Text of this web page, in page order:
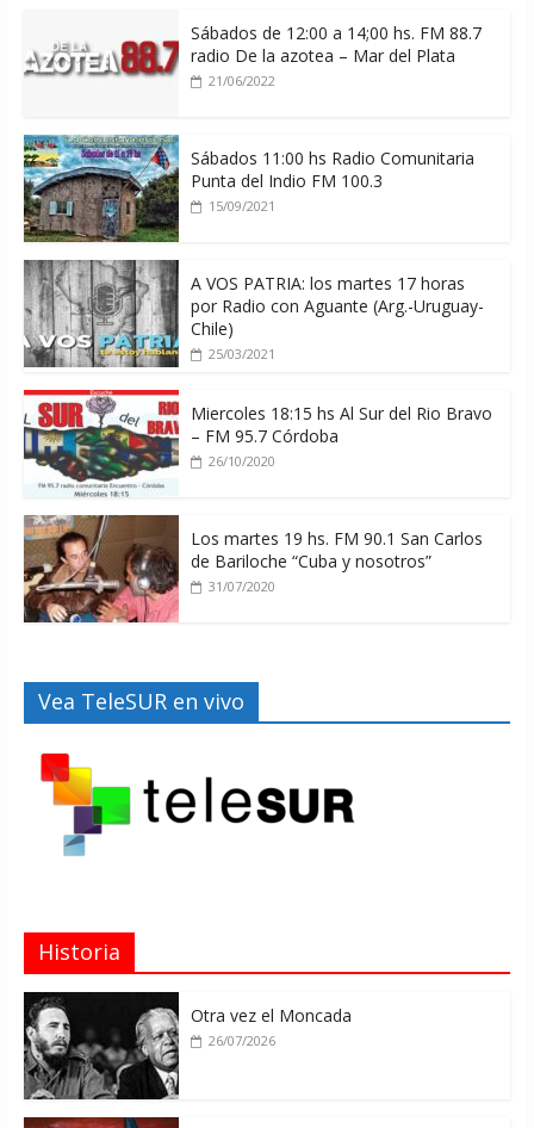
Sábados de 12:00 a 14;00 hs. FM 88.7
radio De la azotea – Mar del Plata
21/06/2022
Sábados 11:00 hs Radio Comunitaria
Punta del Indio FM 100.3
15/09/2021
A VOS PATRIA: los martes 17 horas
por Radio con Aguante (Arg.-Uruguay-
Chile)
25/03/2021
Miercoles 18:15 hs Al Sur del Rio Bravo
– FM 95.7 Córdoba
26/10/2020
Los martes 19 hs. FM 90.1 San Carlos
de Bariloche “Cuba y nosotros”
31/07/2020
Vea TeleSUR en vivo
Historia
Otra vez el Moncada
26/07/2026